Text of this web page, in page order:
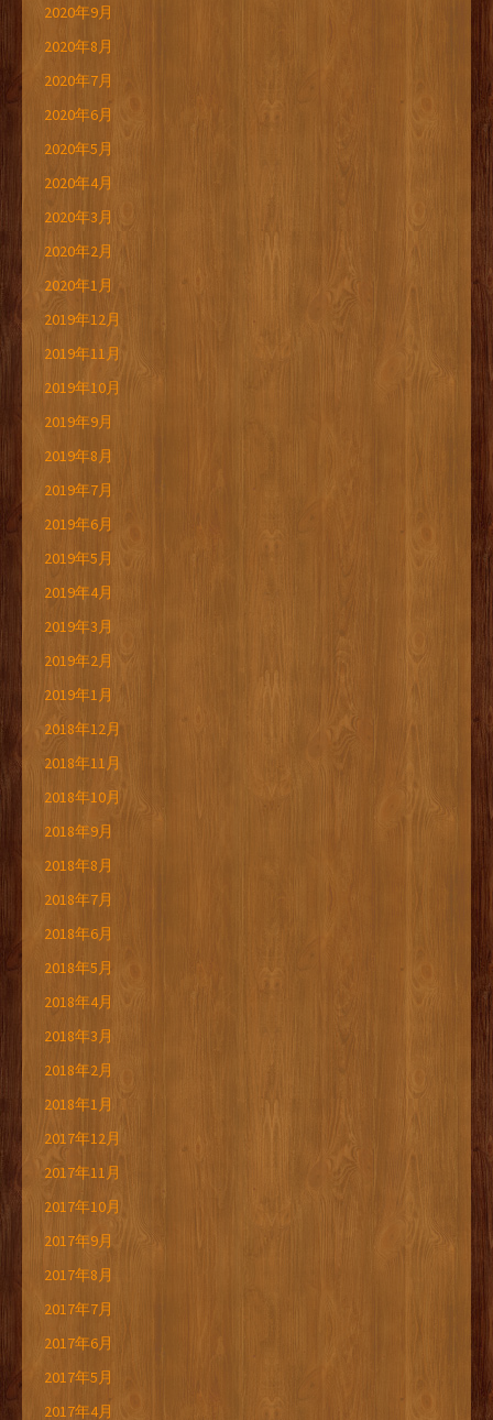
2020年9月
2020年8月
2020年7月
2020年6月
2020年5月
2020年4月
2020年3月
2020年2月
2020年1月
2019年12月
2019年11月
2019年10月
2019年9月
2019年8月
2019年7月
2019年6月
2019年5月
2019年4月
2019年3月
2019年2月
2019年1月
2018年12月
2018年11月
2018年10月
2018年9月
2018年8月
2018年7月
2018年6月
2018年5月
2018年4月
2018年3月
2018年2月
2018年1月
2017年12月
2017年11月
2017年10月
2017年9月
2017年8月
2017年7月
2017年6月
2017年5月
2017年4月